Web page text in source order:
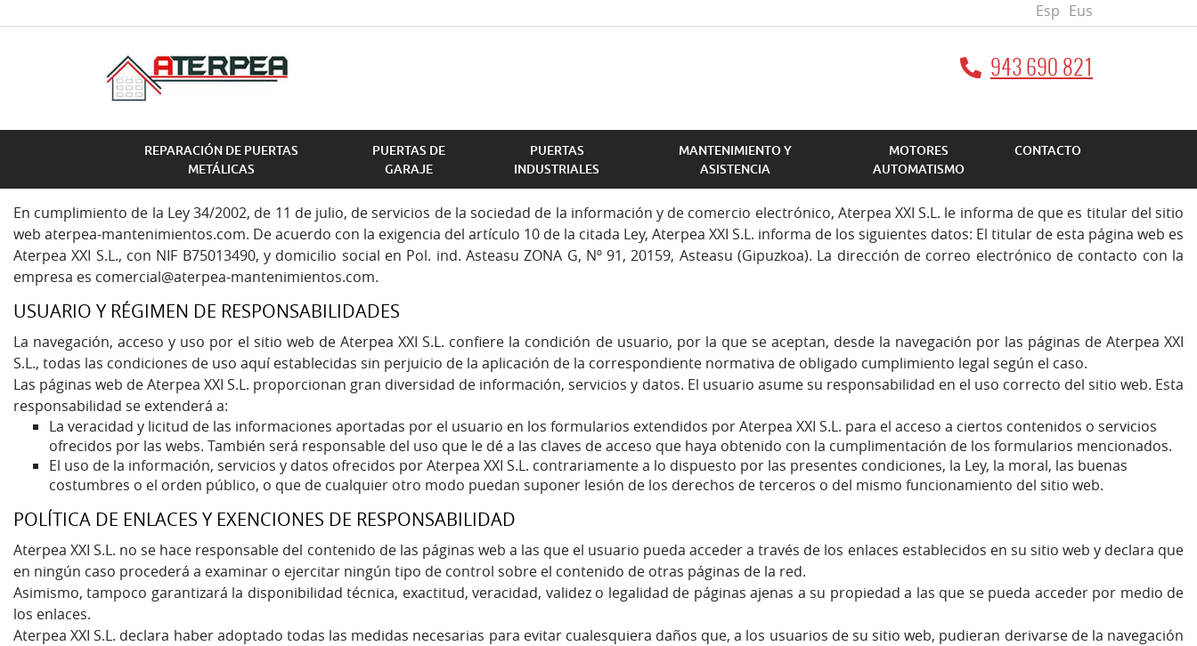
Esp Eus
943 690 821
REPARACIÓN DE PUERTAS
METÁLICAS
PUERTAS DE
GARAJE
PUERTAS
INDUSTRIALES
MANTENIMIENTO Y
ASISTENCIA
MOTORES
AUTOMATISMO
CONTACTO
En cumplimiento de la Ley 34/2002, de 11 de julio, de servicios de la sociedad de la información y de comercio electrónico, Aterpea XXI S.L. le informa de que es titular del sitio
web aterpea-mantenimientos.com. De acuerdo con la exigencia del artículo 10 de la citada Ley, Aterpea XXI S.L. informa de los siguientes datos: El titular de esta página web es
Aterpea XXI S.L., con NIF B75013490, y domicilio social en Pol. ind. Asteasu ZONA G, Nº 91, 20159, Asteasu (Gipuzkoa). La dirección de correo electrónico de contacto con la
empresa es comercial@aterpea-mantenimientos.com.
USUARIO Y RÉGIMEN DE RESPONSABILIDADES
La navegación, acceso y uso por el sitio web de Aterpea XXI S.L. confiere la condición de usuario, por la que se aceptan, desde la navegación por las páginas de Aterpea XXI
S.L., todas las condiciones de uso aquí establecidas sin perjuicio de la aplicación de la correspondiente normativa de obligado cumplimiento legal según el caso.
Las páginas web de Aterpea XXI S.L. proporcionan gran diversidad de información, servicios y datos. El usuario asume su responsabilidad en el uso correcto del sitio web. Esta
responsabilidad se extenderá a:
La veracidad y licitud de las informaciones aportadas por el usuario en los formularios extendidos por Aterpea XXI S.L. para el acceso a ciertos contenidos o servicios
ofrecidos por las webs. También será responsable del uso que le dé a las claves de acceso que haya obtenido con la cumplimentación de los formularios mencionados.
El uso de la información, servicios y datos ofrecidos por Aterpea XXI S.L. contrariamente a lo dispuesto por las presentes condiciones, la Ley, la moral, las buenas
costumbres o el orden público, o que de cualquier otro modo puedan suponer lesión de los derechos de terceros o del mismo funcionamiento del sitio web.
POLÍTICA DE ENLACES Y EXENCIONES DE RESPONSABILIDAD
Aterpea XXI S.L. no se hace responsable del contenido de las páginas web a las que el usuario pueda acceder a través de los enlaces establecidos en su sitio web y declara que
en ningún caso procederá a examinar o ejercitar ningún tipo de control sobre el contenido de otras páginas de la red.
Asimismo, tampoco garantizará la disponibilidad técnica, exactitud, veracidad, validez o legalidad de páginas ajenas a su propiedad a las que se pueda acceder por medio de
los enlaces.
Aterpea XXI S.L. declara haber adoptado todas las medidas necesarias para evitar cualesquiera daños que, a los usuarios de su sitio web, pudieran derivarse de la navegación